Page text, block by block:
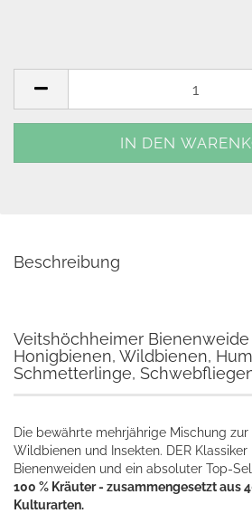
Beschreibung
Veitshöchheimer
Honigbienen, Wildbienen,
Schmetterlinge,
Die bewährte mehrjährige Mischung zur
Wildbienen und Insekten. DER
Bienenweiden und ein absoluter Top-
100 % Kräuter - zusammengesetzt aus
Kulturarten.